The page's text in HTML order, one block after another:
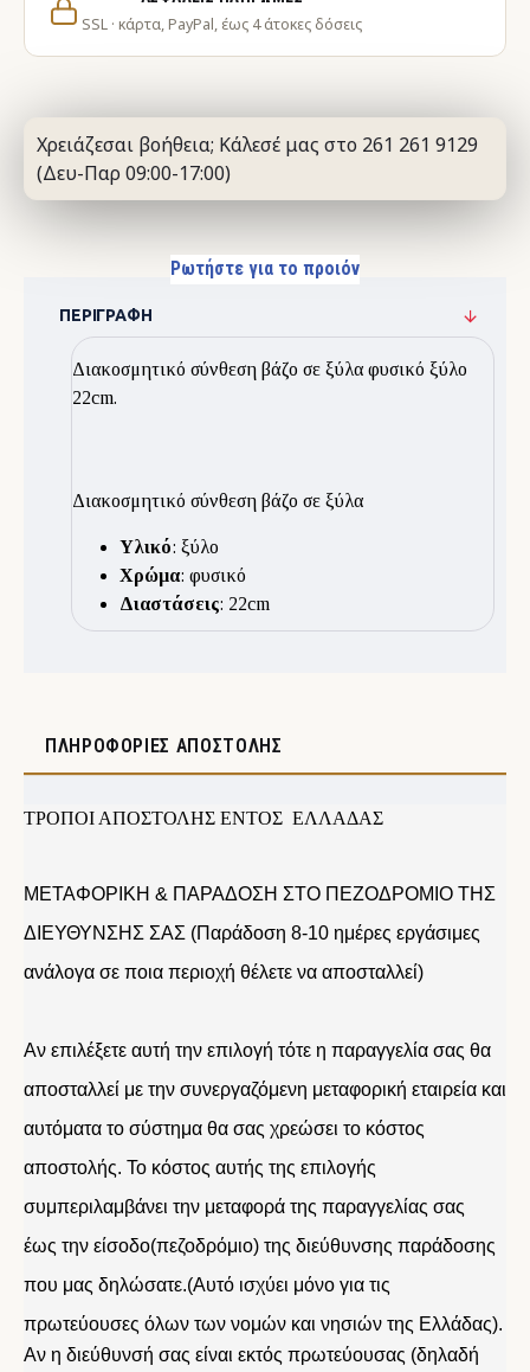
SSL · κάρτα, PayPal, έως 4 άτοκες δόσεις
Χρειάζεσαι βοήθεια; Κάλεσέ μας στο 261 261 9129
(Δευ-Παρ 09:00-17:00)
Ρωτήστε για το προιόν
ΠΕΡΙΓΡΑΦΉ
Διακοσμητικό σύνθεση βάζο σε ξύλα φυσικό ξύλο
22cm.
Διακοσμητικό σύνθεση βάζο σε ξύλα
Υλικό: ξύλο
Χρώμα: φυσικό
Διαστάσεις: 22cm
ΠΛΗΡΟΦΟΡΊΕΣ ΑΠΟΣΤΟΛΉΣ
ΤΡΟΠΟΙ ΑΠΟΣΤΟΛΗΣ ΕΝΤΟΣ ΕΛΛΑΔΑΣ
ΜΕΤΑΦΟΡΙΚΗ & ΠΑΡΑΔΟΣΗ ΣΤΟ ΠΕΖΟΔΡΟΜΙΟ ΤΗΣ
ΔΙΕΥΘΥΝΣΗΣ ΣΑΣ (Παράδοση 8-10 ημέρες εργάσιμες
ανάλογα σε ποια περιοχή θέλετε να αποσταλλεί)
Αν επιλέξετε αυτή την επιλογή τότε η παραγγελία σας θα
αποσταλλεί με την συνεργαζόμενη μεταφορική εταιρεία και
αυτόματα το σύστημα θα σας χρεώσει το κόστος
αποστολής. Το κόστος αυτής της επιλογής
συμπεριλαμβάνει την μεταφορά της παραγγελίας σας
έως την είσοδο(πεζοδρόμιο) της διεύθυνσης παράδοσης
που μας δηλώσατε.(Αυτό ισχύει μόνο για τις
πρωτεύουσες όλων των νομών και νησιών της Ελλάδας).
Αν η διεύθυνσή σας είναι εκτός πρωτεύουσας (δηλαδή